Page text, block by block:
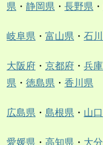
県 ・ 静岡県 ・ 長野県 ・
岐阜県 ・ 富山県 ・ 石
大阪府 ・ 京都府 ・ 兵
県 ・ 徳島県 ・ 香川県
広島県 ・ 島根県 ・ 山
愛媛県 ・ 高知県 ・ 大